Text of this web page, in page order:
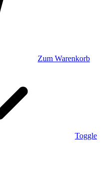
Zum Warenkorb
Toggle